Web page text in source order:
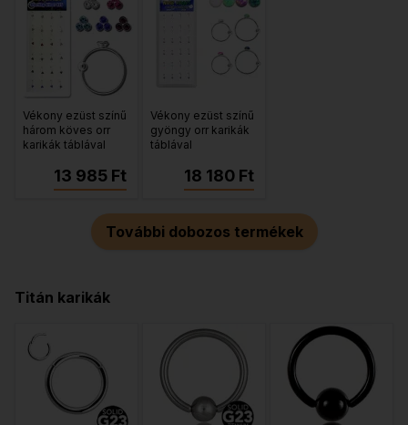
Vékony ezüst színű
három köves orr
karikák táblával
13 985 Ft
Vékony ezüst színű
gyöngy orr karikák
táblával
18 180 Ft
További dobozos termékek
Titán karikák